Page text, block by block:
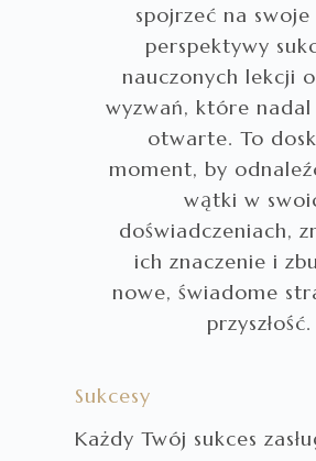
spojrzeć na swoje
perspektywy
nauczonych lekcji
wyzwań, które nadal
otwarte. To
moment, by
wątki w
doświadczeniach,
ich znaczenie i
nowe, świadome
przyszłość.
Sukcesy
Każdy Twój sukces